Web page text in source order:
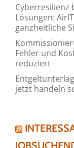
Cyberresilienz
Lösungen:
ganzheitliche
Fehler und
reduziert
jetzt handeln